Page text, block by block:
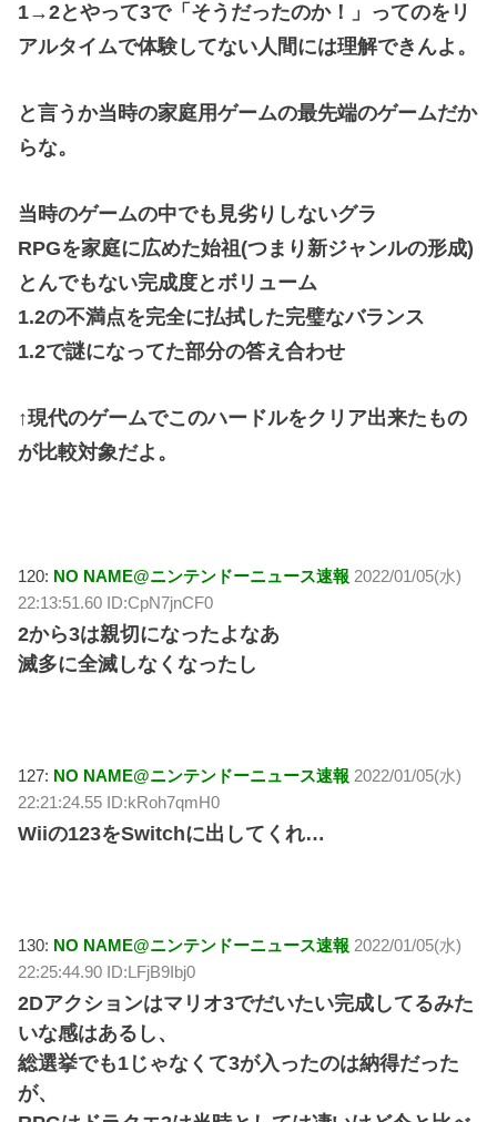
1→2とやって3で「そうだったのか！」ってのをリ
アルタイムで体験してない人間には理解できんよ。
と言うか当時の家庭用ゲームの最先端のゲームだか
らな。
当時のゲームの中でも見劣りしないグラ
RPGを家庭に広めた始祖(つまり新ジャンルの形成)
とんでもない完成度とボリューム
1.2の不満点を完全に払拭した完璧なバランス
1.2で謎になってた部分の答え合わせ
↑現代のゲームでこのハードルをクリア出来たもの
が比較対象だよ。
120: NO NAME@ニンテンドーニュース速報 2022/01/05(水)
22:13:51.60 ID:CpN7jnCF0
2から3は親切になったよなあ
滅多に全滅しなくなったし
127: NO NAME@ニンテンドーニュース速報 2022/01/05(水)
22:21:24.55 ID:kRoh7qmH0
Wiiの123をSwitchに出してくれ…
130: NO NAME@ニンテンドーニュース速報 2022/01/05(水)
22:25:44.90 ID:LFjB9Ibj0
2Dアクションはマリオ3でだいたい完成してるみた
いな感はあるし、
総選挙でも1じゃなくて3が入ったのは納得だった
が、